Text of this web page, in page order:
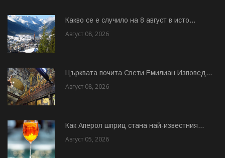
Какво се е случило на 8 август в исто...
Август 08, 2026
Църквата почита Свeти Емилиан Изповед...
Август 08, 2026
Как Аперол шприц стана най-известния...
Август 05, 2026